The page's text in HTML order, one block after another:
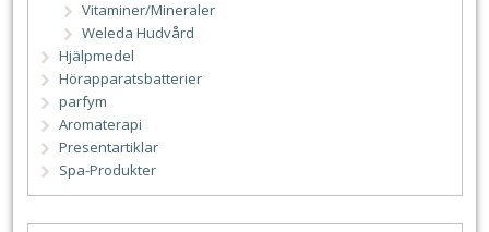
Vitaminer/Mineraler
Weleda Hudvård
Hjälpmedel
Hörapparatsbatterier
parfym
Aromaterapi
Presentartiklar
Spa-Produkter